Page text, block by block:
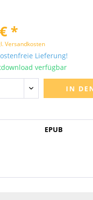
*
Versandkosten
Lieferung!
verfügbar
IN
EPUB